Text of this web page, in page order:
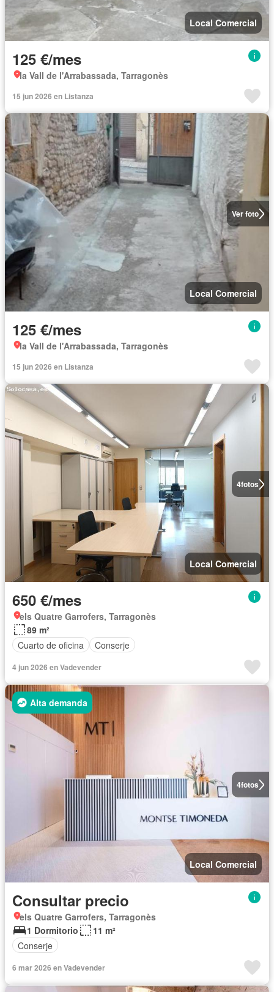
Local Comercial
125 €/mes
la Vall de l'Arrabassada, Tarragonès
15 jun 2026 en Listanza
Ver foto
Local Comercial
125 €/mes
la Vall de l'Arrabassada, Tarragonès
15 jun 2026 en Listanza
4fotos
Local Comercial
650 €/mes
els Quatre Garrofers, Tarragonès
89 m²
Cuarto de oficina
Conserje
4 jun 2026 en Vadevender
4fotos
Alta demanda
Local Comercial
Consultar precio
els Quatre Garrofers, Tarragonès
1 Dormitorio
11 m²
Conserje
6 mar 2026 en Vadevender